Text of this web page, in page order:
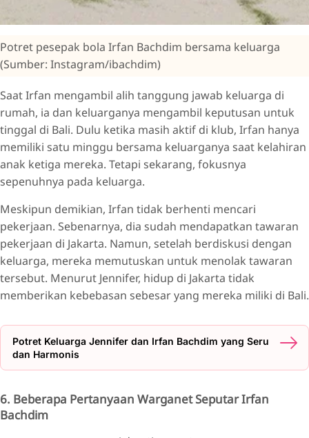
Potret pesepak bola Irfan Bachdim bersama keluarga
(Sumber: Instagram/ibachdim)
Saat Irfan mengambil alih tanggung jawab keluarga di
rumah, ia dan keluarganya mengambil keputusan untuk
tinggal di Bali. Dulu ketika masih aktif di klub, Irfan hanya
memiliki satu minggu bersama keluarganya saat kelahiran
anak ketiga mereka. Tetapi sekarang, fokusnya
sepenuhnya pada keluarga.
Meskipun demikian, Irfan tidak berhenti mencari
pekerjaan. Sebenarnya, dia sudah mendapatkan tawaran
pekerjaan di Jakarta. Namun, setelah berdiskusi dengan
keluarga, mereka memutuskan untuk menolak tawaran
tersebut. Menurut Jennifer, hidup di Jakarta tidak
memberikan kebebasan sebesar yang mereka miliki di Bali.
Potret Keluarga Jennifer dan Irfan Bachdim yang Seru
dan Harmonis
6. Beberapa Pertanyaan Warganet Seputar Irfan
Bachdim